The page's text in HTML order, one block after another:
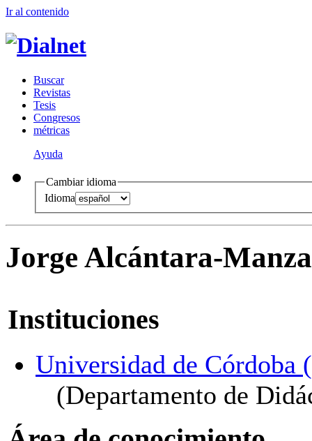
Ir al contenido
Buscar
Revistas
Tesis
Congresos
métricas
Ayuda
Cambiar idioma
Idioma
Jorge Alcántara-
Instituciones
Universidad de Córdoba
(Departamento de